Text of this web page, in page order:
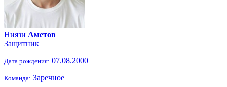
Ниязи Аметов
Защитник
Дата рождения: 07.08.2000
Команда: Заречное